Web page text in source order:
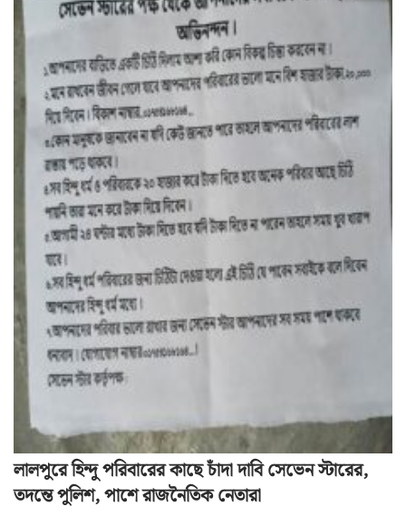
লালপুরে হিন্দু পরিবারের কাছে চাঁদা দাবি সেভেন স্টারের,
তদন্তে পুলিশ, পাশে রাজনৈতিক নেতারা